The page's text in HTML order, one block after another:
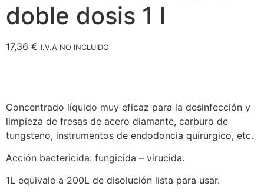
doble dosis 1 l
17,36 € I.V.A NO INCLUIDO
Concentrado líquido muy eficaz para la desinfección y
limpieza de fresas de acero diamante, carburo de
tungsteno, instrumentos de endodoncia quírurgico, etc.
Acción bactericida: fungicida – virucida.
1L equivale a 200L de disolución lista para usar.